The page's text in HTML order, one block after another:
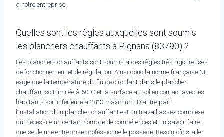
à notre entreprise.
Quelles sont les règles auxquelles sont soumis
les planchers chauffants à Pignans (83790) ?
Les planchers chauffants sont soumis à des règles très rigoureuses
de fonctionnement et de régulation. Ainsi donc la norme française NF
exige que la température du fluide circulant dans le plancher
chauffant soit limitée à 50°C et la surface au sol en contact avec les
habitants soit inférieure à 28°C maximum. D’autre part,
l’installation d’un plancher chauffant est un travail assez complexe
qui nécessite un certain nombre de compétences et un savoir-faire
que seule une entreprise professionnelle possède. Besoin d’installer